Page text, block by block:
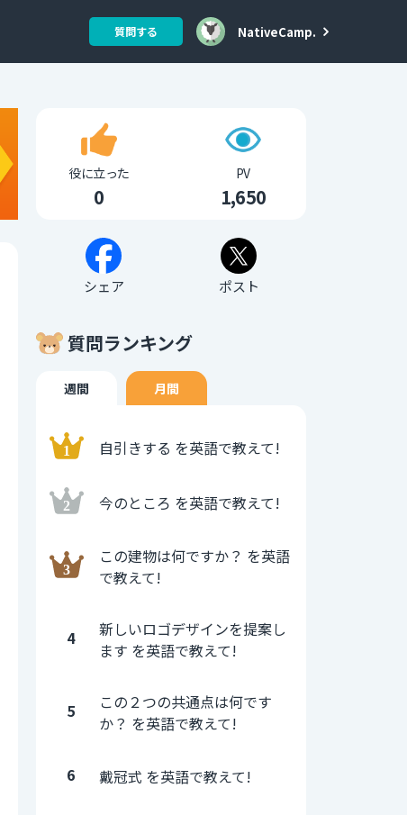
質問する NativeCamp.
役に立った
0
PV
1,650
シェア ポスト
質問ランキング
週間 月間
自引きする を英語で教えて!
今のところ を英語で教えて!
この建物は何ですか？ を英語
で教えて!
4
新しいロゴデザインを提案し
ます を英語で教えて!
5
この２つの共通点は何です
か？ を英語で教えて!
6 戴冠式 を英語で教えて!